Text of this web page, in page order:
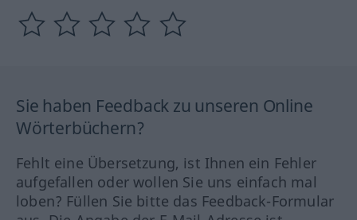
Sie haben Feedback zu unseren Online
Wörterbüchern?
Fehlt eine Übersetzung, ist Ihnen ein Fehler
aufgefallen oder wollen Sie uns einfach mal
loben? Füllen Sie bitte das Feedback-Formular